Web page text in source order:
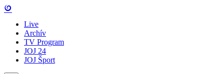
Live
Archív
TV Program
JOJ 24
JOJ Šport